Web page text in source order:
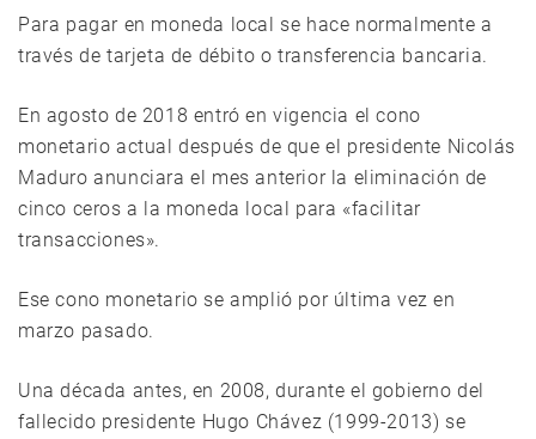
Para pagar en moneda local se hace normalmente a
través de tarjeta de débito o transferencia bancaria.
En agosto de 2018 entró en vigencia el cono
monetario actual después de que el presidente Nicolás
Maduro anunciara el mes anterior la eliminación de
cinco ceros a la moneda local para «facilitar
transacciones».
Ese cono monetario se amplió por última vez en
marzo pasado.
Una década antes, en 2008, durante el gobierno del
fallecido presidente Hugo Chávez (1999-2013) se